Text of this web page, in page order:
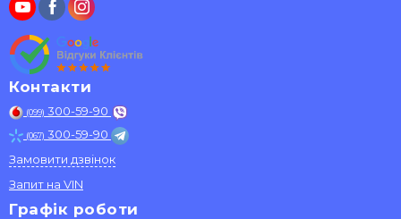
Контакти
(099) 300-59-90
(067) 300-59-90
Замовити дзвінок
Запит на VIN
Графік роботи